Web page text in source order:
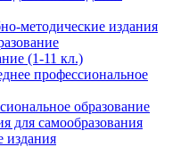
методические издания
(1-11 кл.)
профессиональное
образование
для самообразования
издания